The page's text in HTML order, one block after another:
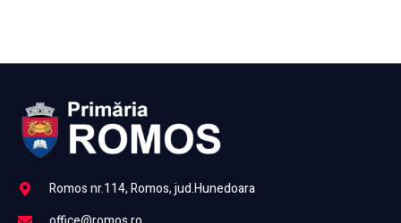
Romos nr.114, Romos, jud.Hunedoara